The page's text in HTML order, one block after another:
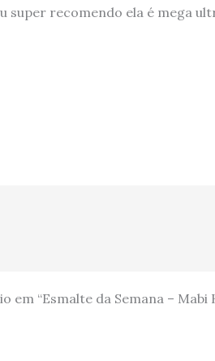
super recomendo ela é mega
em “Esmalte da Semana – Mabi